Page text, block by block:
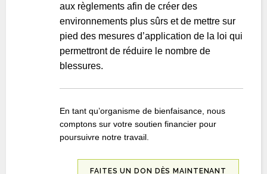
aux règlements afin de créer des
environnements plus sûrs et de mettre sur
pied des mesures d’application de la loi qui
permettront de réduire le nombre de
blessures.
En tant qu’organisme de bienfaisance, nous
comptons sur votre soutien financier pour
poursuivre notre travail.
FAITES UN DON DÈS MAINTENANT